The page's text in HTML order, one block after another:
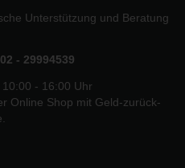
Unterstützung und Beratung
- 29994539
- 16:00 Uhr
Online Shop mit Geld-zurück-